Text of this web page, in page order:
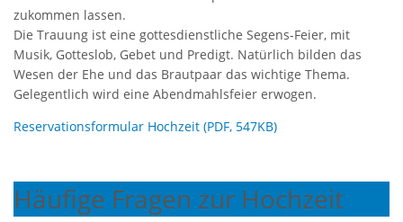
zukommen lassen.
Die Trauung ist eine gottesdienstliche Segens-Feier, mit
Musik, Gotteslob, Gebet und Predigt. Natürlich bilden das
Wesen der Ehe und das Brautpaar das wichtige Thema.
Gelegentlich wird eine Abendmahlsfeier erwogen.
Reservationsformular Hochzeit (PDF, 547KB)
Häufige Fragen zur Hochzeit